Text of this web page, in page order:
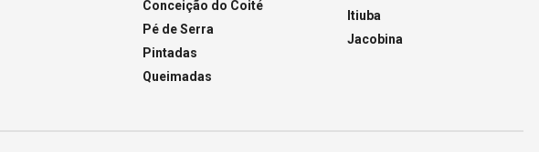
Conceição do Coité
Pé de Serra
Pintadas
Queimadas
Itiuba
Jacobina